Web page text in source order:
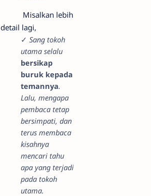
Misalkan lebih
detail lagi,
✓ Sang tokoh
utama selalu
bersikap
buruk kepada
temannya.
Lalu, mengapa
pembaca tetap
bersimpati, dan
terus membaca
kisahnya
mencari tahu
apa yang terjadi
pada tokoh
utama.